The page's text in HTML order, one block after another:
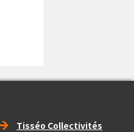
Right_footer
Tisséo Collectivités